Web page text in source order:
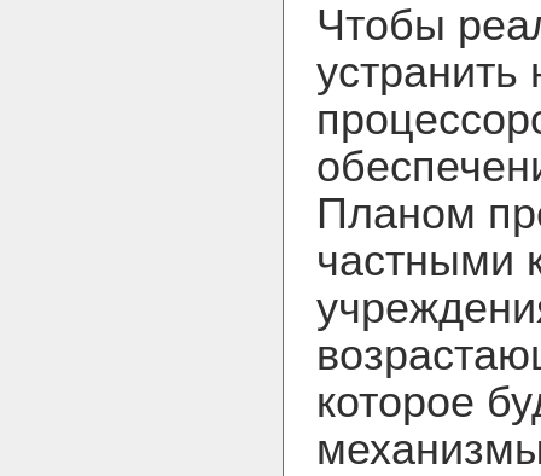
Чтобы
устранить
Планом
частными
которое